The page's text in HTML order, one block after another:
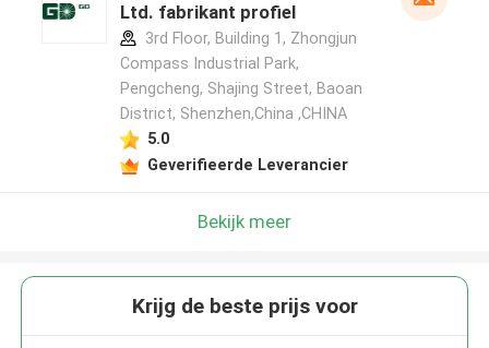
Ltd. fabrikant profiel
3rd Floor, Building 1, Zhongjun
Compass Industrial Park,
Pengcheng, Shajing Street, Baoan
District, Shenzhen,China ,CHINA
5.0
Geverifieerde Leverancier
Bekijk meer
Krijg de beste prijs voor